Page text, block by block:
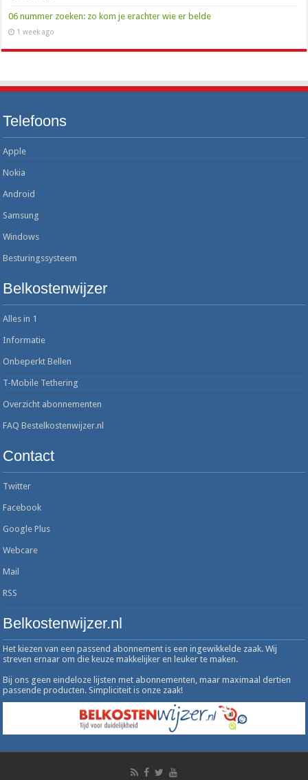
06 nummer zoeken: zo kom je erachter wie er belde
1 week ago
Telefoons
Apple
Nokia
Android
Samsung
Windows
Besturingssysteem
Belkostenwijzer
Alles in 1
Informatie
Onbeperkt Bellen
T-Mobile Tethering
Overzicht abonnementen
FAQ Bestelkostenwijzer.nl
Contact
Twitter
Facebook
Google Plus
Webcare
Mail
RSS
Belkostenwijzer.nl
Het kiezen van een passend abonnement is een ingewikkelde zaak. Wij
streven ernaar om die keuze makkelijker en leuker te maken.
Bij ons geen eindeloze lijsten met abonnementen, maar maximaal dertien
passende producten. Simpliciteit is onze zaak!